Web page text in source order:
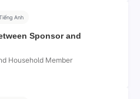
Anh
Sponsor and
Household Member